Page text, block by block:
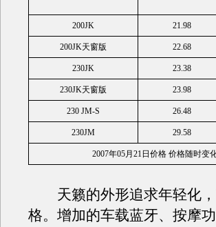
200JK 21.98
200JK天窗版 22.68
230JK 23.38
230JK天窗版 23.98
230 JM-S 26.48
230JM 29.58
2007年05月21日价格 价格随时变
天籁的外形追求年轻化，
格。增加的车载蓝牙、按摩